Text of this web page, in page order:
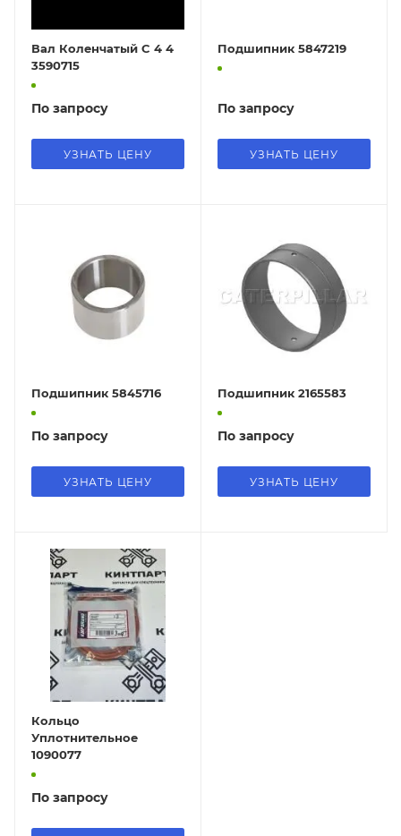
Вал Коленчатый C 4 4
3590715
По запросу
УЗНАТЬ ЦЕНУ
Подшипник 5847219
По запросу
УЗНАТЬ ЦЕНУ
Подшипник 5845716
По запросу
УЗНАТЬ ЦЕНУ
Подшипник 2165583
По запросу
УЗНАТЬ ЦЕНУ
Кольцо
Уплотнительное
1090077
По запросу